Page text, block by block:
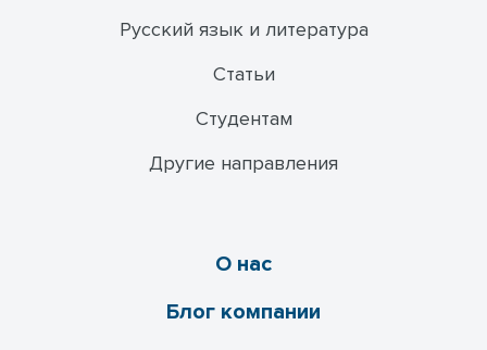
Русский язык и литература
Статьи
Студентам
Другие направления
О нас
Блог компании